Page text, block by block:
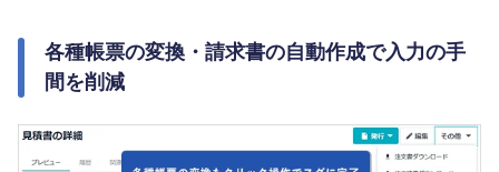
各種帳票の変換・請求書の自動作成で入力の手
間を削減